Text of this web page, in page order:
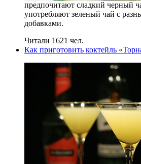
предпочитают сладкий черный
употребляют зеленый чай с
добавками.
Читали 1621 чел.
Как приготовить коктейль